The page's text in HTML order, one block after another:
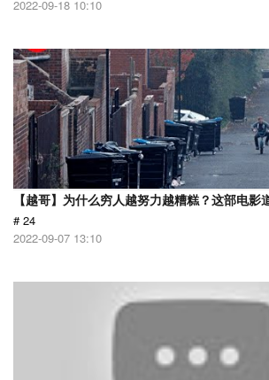
2022-09-18 10:10
【越哥】为什么穷人越努力越糟糕？这部电影
# 24
2022-09-07 13:10